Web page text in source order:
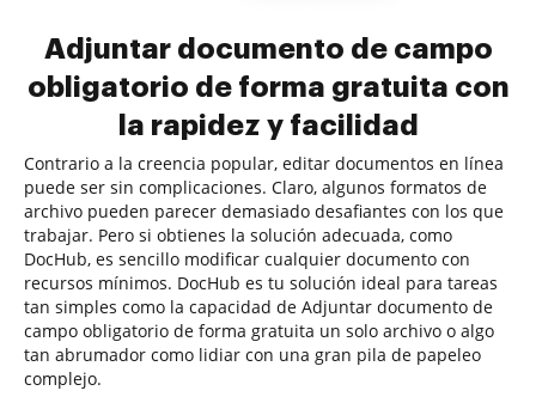
Adjuntar documento de campo
obligatorio de forma gratuita con
la rapidez y facilidad
Contrario a la creencia popular, editar documentos en línea
puede ser sin complicaciones. Claro, algunos formatos de
archivo pueden parecer demasiado desafiantes con los que
trabajar. Pero si obtienes la solución adecuada, como
DocHub, es sencillo modificar cualquier documento con
recursos mínimos. DocHub es tu solución ideal para tareas
tan simples como la capacidad de Adjuntar documento de
campo obligatorio de forma gratuita un solo archivo o algo
tan abrumador como lidiar con una gran pila de papeleo
complejo.